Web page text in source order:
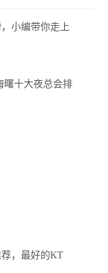
小编带你走上
曙十大夜总会排
，最好的KT